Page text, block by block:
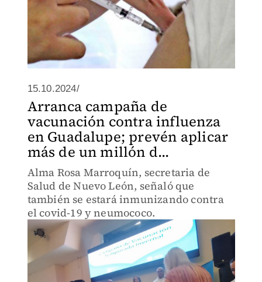
15.10.2024/
Arranca campaña de
vacunación contra influenza
en Guadalupe; prevén aplicar
más de un millón d...
Alma Rosa Marroquín, secretaria de
Salud de Nuevo León, señaló que
también se estará inmunizando contra
el covid-19 y neumococo.